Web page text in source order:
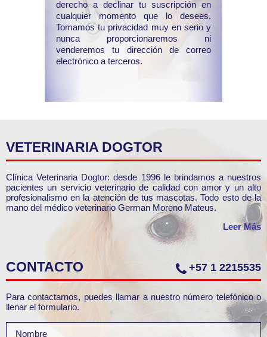
derecho a declinar tu suscripción en
cualquier momento que lo desees.
Tomamos tu privacidad muy en serio y
nunca proporcionaremos ni
venderemos tu dirección de correo
electrónico a terceros.
VETERINARIA DOGTOR
Clínica Veterinaria Dogtor: desde 1996 le brindamos a nuestros
pacientes un servicio veterinario de calidad con amor y un alto
profesionalismo en la atención de tus mascotas. Todo esto de la
mano del médico veterinario German Moreno Mateus.
Leer Más
CONTACTO +57 1 2215535
Para contactarnos, puedes llamar a nuestro número telefónico o
llenar el formulario.